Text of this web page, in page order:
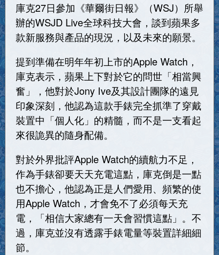
庫克27日參加《華爾街日報》（WSJ）所舉
辦的WSJD Live全球科技大會，談到蘋果多
款新服務與產品的現況，以及未來的願景。
提到準備在明年年初上市的Apple Watch，
庫克表示，蘋果上下對於它的問世「相當興
奮」，他對於Jony Ive及其設計團隊的遠見
印象深刻，他認為這款手錶完全抓準了穿戴
裝置中「個人化」的精髓，而不是一支看起
來很詭異的隨身配備。
對於外界批評Apple Watch的續航力不足，
作為手錶卻要天天充電這點，庫克倒是一點
也不擔心，他認為正是人們愛用、頻繁的使
用Apple Watch，才會免不了必須每天充
電，「相信大家總有一天會習慣這點」。不
過，庫克並沒有透露手錶電量等裝置詳細細
節。